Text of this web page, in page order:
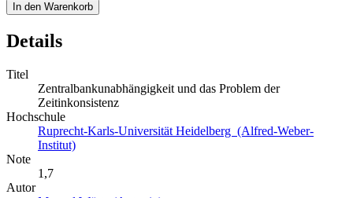
In den Warenkorb
Details
Titel
Zentralbankunabhängigkeit und das Problem der
Zeitinkonsistenz
Hochschule
Ruprecht-Karls-Universität Heidelberg (Alfred-Weber-
Institut)
Note
1,7
Autor